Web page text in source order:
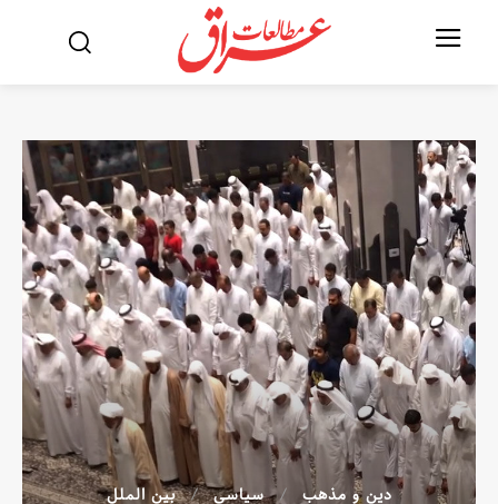
دین و مذهب سیاسی بین الملل